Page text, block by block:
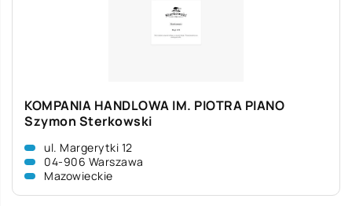
KOMPANIA HANDLOWA IM. PIOTRA PIANO
Szymon Sterkowski
ul. Margerytki 12
04-906 Warszawa
Mazowieckie